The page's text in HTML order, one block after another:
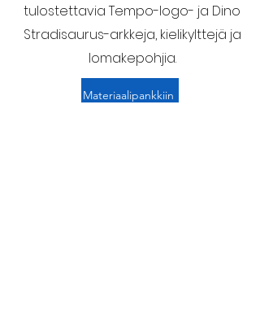
tulostettavia Tempo-logo- ja Dino
Stradisaurus-arkkeja, kielikylttejä ja
lomakepohjia.
Materiaalipankkiin